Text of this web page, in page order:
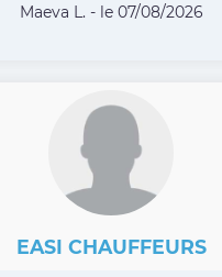
Maeva L. - le 07/08/2026
EASI CHAUFFEURS